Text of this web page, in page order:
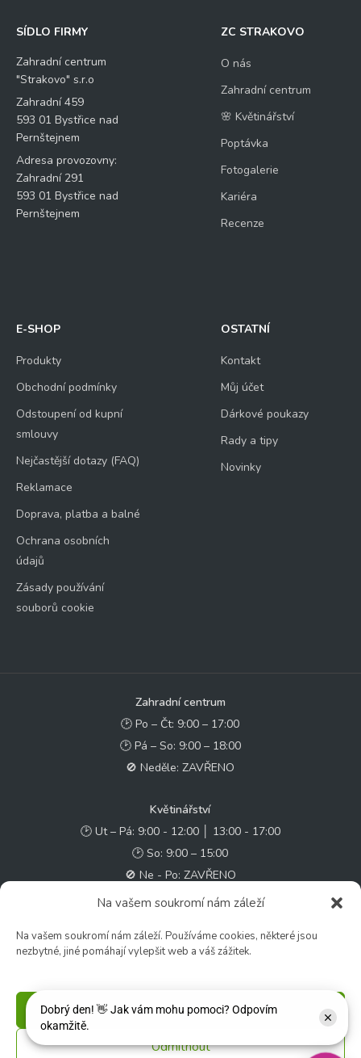
Na vašem soukromí nám záleží
Na vašem soukromí nám záleží. Používáme cookies, některé jsou
nezbytné, jiné pomáhají vylepšit web a váš zážitek.
Příjmout
Odmítnout
SÍDLO FIRMY
Zahradní centrum
"Strakovo" s.r.o
Zahradní 459
593 01 Bystřice nad
Pernštejnem
Adresa provozovny:
Zahradní 291
593 01 Bystřice nad
Pernštejnem
ZC STRAKOVO
O nás
Zahradní centrum
🌸 Květinářství
Poptávka
Fotogalerie
Kariéra
Recenze
E-SHOP
Produkty
Obchodní podmínky
Odstoupení od kupní
smlouvy
Nejčastější dotazy (FAQ)
Reklamace
Doprava, platba a balné
Ochrana osobních
údajů
Zásady používání
souborů cookie
OSTATNÍ
Kontakt
Můj účet
Dárkové poukazy
Rady a tipy
Novinky
Zahradní centrum
🕑 Po – Čt: 9:00 – 17:00
🕑 Pá – So: 9:00 – 18:00
🚫 Neděle: ZAVŘENO
Květinářství
🕑 Ut – Pá: 9:00 - 12:00 │ 13:00 - 17:00
🕑 So: 9:00 – 15:00
🚫 Ne - Po: ZAVŘENO
✉️ e-shop@zcstrakovo.cz